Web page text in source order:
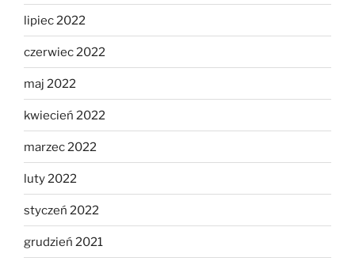
lipiec 2022
czerwiec 2022
maj 2022
kwiecień 2022
marzec 2022
luty 2022
styczeń 2022
grudzień 2021